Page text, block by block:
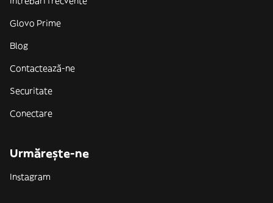
Glovo Prime
Blog
Contactează-ne
Securitate
Conectare
Urmărește-ne
Instagram